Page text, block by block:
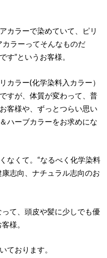
カラーで染めていて、ピリ
カラーってそんなものだ
す”というお客様。
カラー(化学染料入カラー）
すが、体質が変わって、普
客様や、ずっとつらい思い
ハーブカラーをお求めにな
なくて。“なるべく化学染料
志向、ナチュラル志向のお
て、頭皮や髪に少しでも優
様。
ております。